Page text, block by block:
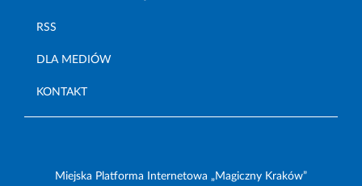
RSS
DLA MEDIÓW
KONTAKT
Miejska Platforma Internetowa „Magiczny Kraków”